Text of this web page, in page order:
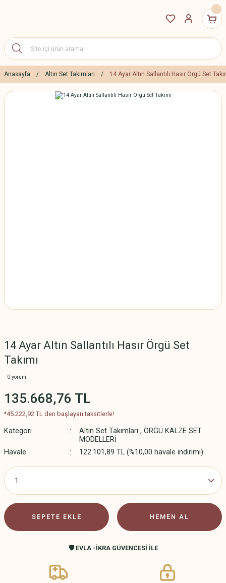
Anasayfa Altın Set Takımları 14 Ayar Altın Sallantılı Hasır Örgü Set
14 Ayar Altın Sallantılı Hasır Örgü Set
Takımı
0 yorum
135.668,76 TL
*45.222,92 TL den başlayan taksitlerle!
Kategori Altın Set Takımları , ÖRGÜ KALZE SET
MODELLERİ
Havale
122.101,89 TL (%10,00 havale indirimi)
SEPETE EKLE HEMEN AL
🛡️ EVLA -İKRA GÜVENCESİ İLE